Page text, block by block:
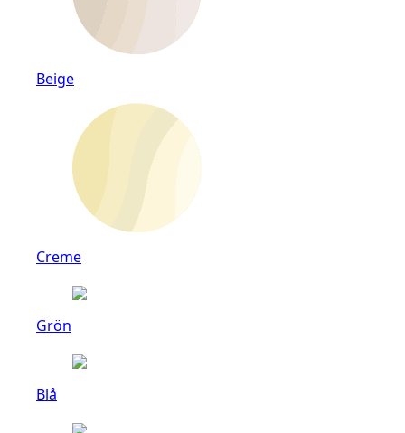
Beige
Creme
Grön
Blå